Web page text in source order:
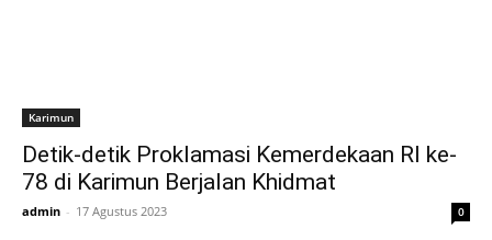
Karimun
Detik-detik Proklamasi Kemerdekaan RI ke-
78 di Karimun Berjalan Khidmat
admin - 17 Agustus 2023 0